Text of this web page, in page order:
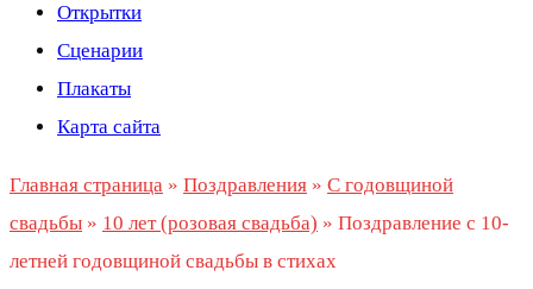
Открытки
Сценарии
Плакаты
Карта сайта
Главная страница » Поздравления » С годовщиной
свадьбы » 10 лет (розовая свадьба) » Поздравление с 10-
летней годовщиной свадьбы в стихах